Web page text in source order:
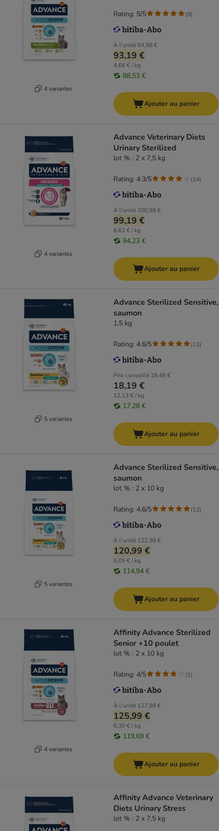
4 variantes
À l'unité94,98 €
93,19 €
4,66 € / kg
88,53 €
Rating: 5/5 (9)
Ajouter au panier
4 variantes
Advance Veterinary Diets
Urinary Sterilized
lot % : 2 x 7,5 kg
À l'unité 100,98 €
99,19 €
6,61 € / kg
94,23 €
Rating: 4.3/5 (14)
Ajouter au panier
5 variantes
Advance Sterilized Sensitive,
saumon
1,5 kg
Prix conseillé 18,49 €
18,19 €
12,13 € / kg
17,28 €
Rating: 4.6/5 (12)
Ajouter au panier
5 variantes
Advance Sterilized Sensitive,
saumon
lot % : 2 x 10 kg
À l'unité 122,98 €
120,99 €
6,05 € / kg
114,94 €
Rating: 4.6/5 (12)
Ajouter au panier
4 variantes
Affinity Advance Sterilized
Senior +10 poulet
lot % : 2 x 10 kg
À l'unité 127,98 €
125,99 €
6,30 € / kg
119,69 €
Rating: 4/5 (1)
Ajouter au panier
Affinity Advance Veterinary
Diets Urinary Stress
lot % : 2 x 7,5 kg